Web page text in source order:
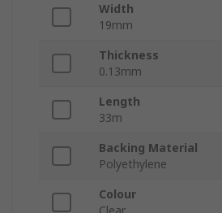
Width
19mm
Thickness
0.13mm
Length
33m
Backing Material
Polyethylene
Colour